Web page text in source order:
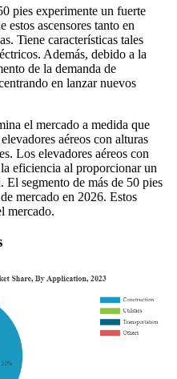
pies experimente un fuerte
ascensores tanto en
Tiene características tales
Además, debido a la
de la demanda de
en lanzar nuevos
el mercado a medida que
aéreos con alturas
Los elevadores aéreos con
eficiencia al proporcionar un
segmento de más de 50 pies
mercado en 2026. Estos
mercado.